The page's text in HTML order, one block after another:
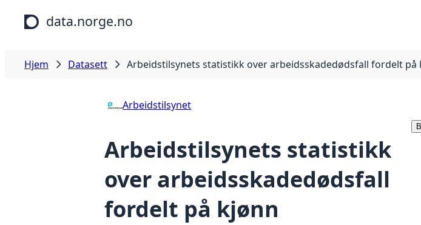
Hopp til hovedinnhold
data.norge.no
Hjem Datasett Arbeidstilsynets statistikk over arbeidsskadedødsfall fordelt på
Arbeidstilsynet
Arbeidstilsynets statistikk
over arbeidsskadedødsfall
fordelt på kjønn